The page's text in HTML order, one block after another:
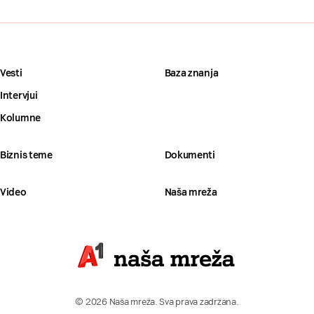
Vesti
Intervjui
Kolumne
Baza znanja
Biznis teme Dokumenti
Video Naša mreža
© 2026 Naša mreža. Sva prava zadržana.